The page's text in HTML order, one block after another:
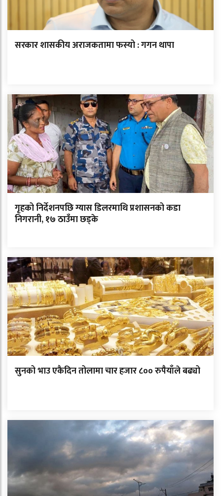
सरकार शासकीय अराजकतामा फस्यो : गगन थापा
गृहको निर्देशनपछि ग्यास डिलरमाथि प्रशासनको कडा
निगरानी, १७ ठाउँमा छड्के
सुनको भाउ एकैदिन तोलामा चार हजार ८०० रुपैयाँले बढ्यो